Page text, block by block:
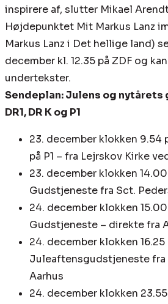
inspirere af, slutter Mikael
Højdepunktet Mit Markus Lanz
Markus Lanz i Det hellige land)
december kl. 12.35 på ZDF og
undertekster.
Sendeplan: Julens og
DR1, DR K og P1
23. december klokken 9.54
på P1 – fra Lejrskov Kirke
23. december klokken 14.00
Gudstjeneste fra Sct.
24. december klokken 15.00
Gudstjeneste – direkte fra
24. december klokken 16.25
Juleaftensgudstjeneste fra
Aarhus
24. december klokken 23.55